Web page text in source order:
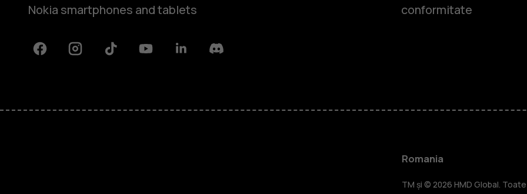
Telefoane
Nokia smartphones and tablets
conformitate
FacebookInstagramTiktok YoutubeLinkedinDiscord
Romania
TM și © 2026 HMD Global.